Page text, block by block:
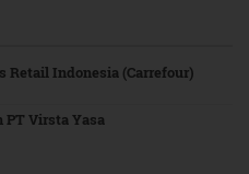
Retail Indonesia (Carrefour)
PT Virsta Yasa